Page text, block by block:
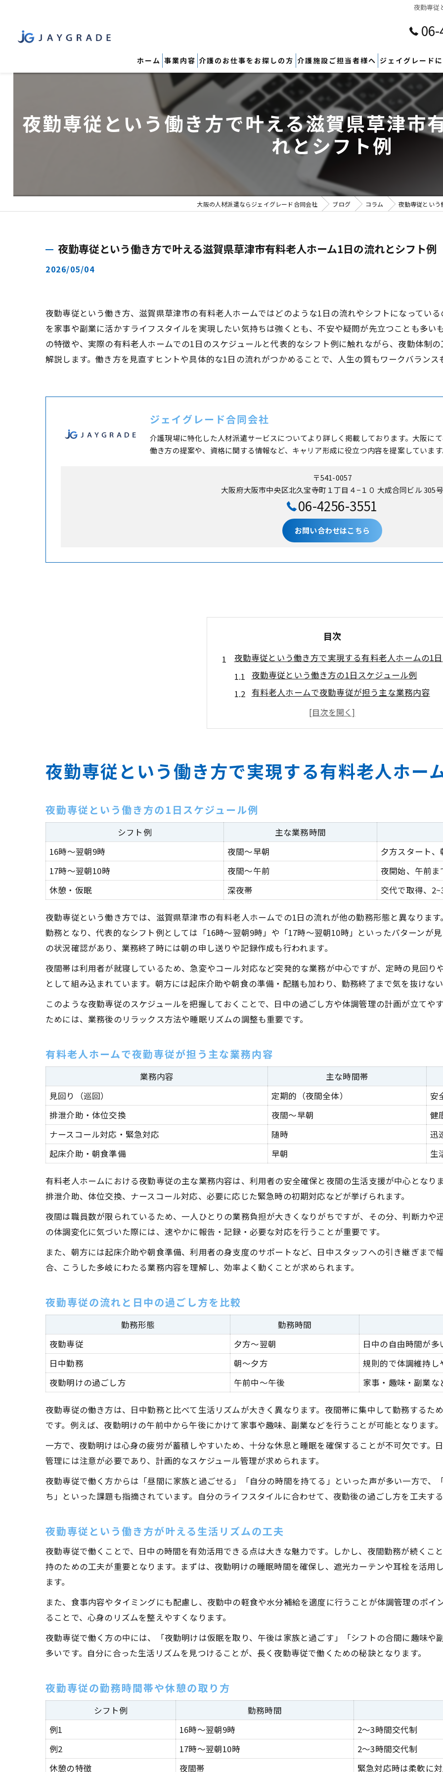
夜勤専従
ホーム 事業内容 介護のお仕事をお探しの方 介護施設ご担当者様へ ジェイグレード
夜勤専従という働き方で叶える滋賀県草津市
れとシフト例
大阪の人材派遣ならジェイグレード合同会社 ブログ コラム 夜勤専従という
夜勤専従という働き方で叶える滋賀県草津市有料老人ホーム1日の流れとシフト例
2026/05/04
夜勤専従という働き方、滋賀県草津市の有料老人ホームではどのような1日の流れやシフトになってい
を家事や副業に活かすライフスタイルを実現したい気持ちは強くとも、不安や疑問が先立つことも多い
の特徴や、実際の有料老人ホームでの1日のスケジュールと代表的なシフト例に触れながら、夜勤体制
解説します。働き方を見直すヒントや具体的な1日の流れがつかめることで、人生の質もワークバラン
ジェイグレード合同会社
介護現場に特化した人材派遣サービスについてより詳しく掲載しております。大阪に
働き方の提案や、資格に関する情報など、キャリア形成に役立つ内容を提案していま
〒541-0057
大阪府大阪市中央区北久宝寺町１丁目４−１０ 大成合同ビル 305号
06-4256-3551
お問い合わせはこちら
目次
夜勤専従という働き方で実現する有料老人ホームの1日
夜勤専従という働き方の1日スケジュール例
有料老人ホームで夜勤専従が担う主な業務内容
夜勤専従の流れと日中の過ごし方を比較
夜勤専従という働き方が叶える生活リズムの工夫
夜勤専従介護に適した草津市のシフト例を解説
草津市の夜勤専従シフト例をタイプ別に比較
正社員夜勤専従の勤務回数と特徴を解説
夜勤専従介護のシフト調整術とポイント
夜勤専従なら掛け持ち勤務は可能か
日中を自由に使う夜勤専従のワークバランス術
夜勤専従という働き方で日中を有効活用する方法
夜勤明けの時間を最大限に活かすコツ
夜勤専従のワークバランス実践例を比較
夜勤専従で叶う家事・副業との両立法
夜勤専従ならではの健康管理術
夜勤専従ならではの1日の流れとポイント紹介
夜勤専従という働き方の1日タイムテーブル
夜勤専従介護スタッフの主な夜間業務
夜勤専従の仮眠や休憩の取り方のコツ
夜勤専従という働き方の夜間対応例
草津市で叶う夜勤専従のライフスタイルとは
草津市で夜勤専従を選ぶメリットと魅力
夜勤専従という働き方が叶える生活パターン集
夜勤専従のライフスタイル実例を比較
夜勤専従で実現する自分らしい暮らし方
夜勤専従で日中の自由時間を増やす方法
夜勤専従の働き方を通じたシフトと日常の両立法
夜勤専従という働き方と日常生活の両立術
夜勤専従のシフト例と掛け持ち勤務の注意点
夜勤専従で無理なく働くためのポイント
夜勤専従という働き方で健康を守るコツ
夜勤専従の働き方と家事・育児の両立実例
夜勤専従という働き方で実現する有料老人ホー
夜勤専従という働き方の1日スケジュール例
シフト例
主な業務時間
16時～翌朝9時
夜間～早朝
夕方スタート、
17時～翌朝10時
夜間～午前
夜開始、午前ま
休憩・仮眠
深夜帯 交代で取得、
夜勤専従という働き方では、滋賀県草津市の有料老人ホームでの1日の流れが他の勤務形態と異なりま
勤務となり、代表的なシフト例としては「16時～翌朝9時」や「17時～翌朝10時」といったパターンが
の状況確認があり、業務終了時には朝の申し送りや記録作成も行われます。
夜間帯は利用者が就寝しているため、急変やコール対応など突発的な業務が中心ですが、定時の見回り
として組み込まれています。朝方には起床介助や朝食の準備・配膳も加わり、勤務終了まで気を抜けな
このような夜勤専従のスケジュールを把握しておくことで、日中の過ごし方や体調管理の計画が立てや
ためには、業務後のリラックス方法や睡眠リズムの調整も重要です。
有料老人ホームで夜勤専従が担う主な業務内容
業務内容
主な時間帯
見回り（巡回）
定期的（夜間全体）
安
排泄介助・体位交換
夜間～早朝
健
ナースコール対応・緊急対応
随時
迅
起床介助・朝食準備
早朝 生
有料老人ホームにおける夜勤専従の主な業務内容は、利用者の安全確保と夜間の生活支援が中心となり
排泄介助、体位交換、ナースコール対応、必要に応じた緊急時の初期対応などが挙げられます。
夜間は職員数が限られているため、一人ひとりの業務負担が大きくなりがちですが、その分、判断力や
の体調変化に気づいた際には、速やかに報告・記録・必要な対応を行うことが重要です。
また、朝方には起床介助や朝食準備、利用者の身支度のサポートなど、日中スタッフへの引き継ぎまで
合、こうした多岐にわたる業務内容を理解し、効率よく動くことが求められます。
夜勤専従の流れと日中の過ごし方を比較
勤務形態
勤務時間
夜勤専従
夕方～翌朝
日中の自由時間が多
日中勤務
朝～夕方
規則的で体調維持し
夜勤明けの過ごし方
午前中～午後 家事・趣味・副業な
夜勤専従の働き方は、日中勤務と比べて生活リズムが大きく異なります。夜間帯に集中して勤務するた
です。例えば、夜勤明けの午前中から午後にかけて家事や趣味、副業などを行うことが可能となります。
一方で、夜勤明けは心身の疲労が蓄積しやすいため、十分な休息と睡眠を確保することが不可欠です。
管理には注意が必要であり、計画的なスケジュール管理が求められます。
夜勤専従で働く方からは「昼間に家族と過ごせる」「自分の時間を持てる」といった声が多い一方で、
ち」といった課題も指摘されています。自分のライフスタイルに合わせて、夜勤後の過ごし方を工夫す
夜勤専従という働き方が叶える生活リズムの工夫
夜勤専従で働くことで、日中の時間を有効活用できる点は大きな魅力です。しかし、夜間勤務が続くこ
持のための工夫が重要となります。まずは、夜勤明けの睡眠時間を確保し、遮光カーテンや耳栓を活用
ます。
また、食事内容やタイミングにも配慮し、夜勤中の軽食や水分補給を適度に行うことが体調管理のポイ
ることで、心身のリズムを整えやすくなります。
夜勤専従で働く方の中には、「夜勤明けは仮眠を取り、午後は家族と過ごす」「シフトの合間に趣味や
多いです。自分に合った生活リズムを見つけることが、長く夜勤専従で働くための秘訣となります。
夜勤専従の勤務時間帯や休憩の取り方
シフト例
勤務時間
例1
16時～翌朝9時
2～3時間交代制
例2
17時～翌朝10時
2～3時間交代制
休憩の特徴
夜間帯 緊急対応時は柔軟に